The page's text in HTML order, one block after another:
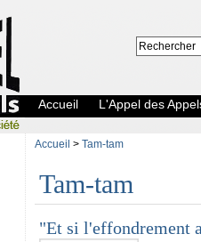
Accueil L'Appel des
Accueil > Tam-tam
Tam-tam
"Et si l'effondrement